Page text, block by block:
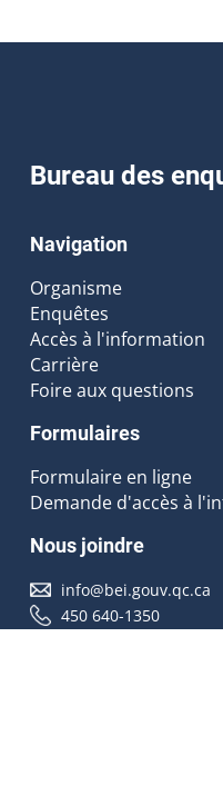
Bureau des
Navigation
Organisme
Enquêtes
Accès à l'information
Carrière
Foire aux questions
Formulaires
Formulaire en ligne
Demande d'accès à
Nous joindre
info@bei.gouv.qc.ca
450 640-1350